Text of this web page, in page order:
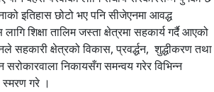
इतिहास छोटो भए पनि सीजेएनमा आवद्ध
शिक्षा तालिम जस्ता क्षेत्रमा सहकार्य गर्दै आएको
क्षेत्रको विकास, प्रवर्द्धन, शुद्धीकरण तथा
सरोकारवाला निकायसँग समन्वय गरेर विभिन्न
गरे ।